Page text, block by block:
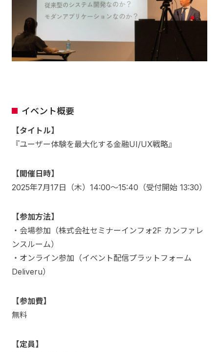
イベント概要
【タイトル】
『ユーザー体験を最大化する金融UI/UX戦略』
【開催日時】
2025年7月17日（木）14:00～15:40（受付開始 13:30）
【参加方法】
・会場参加（株式会社セミナーインフォ2F カンファレ
ンスルーム）
・オンライン参加（イベント配信プラットフォーム
Deliveru）
【参加費】
無料
【定員】